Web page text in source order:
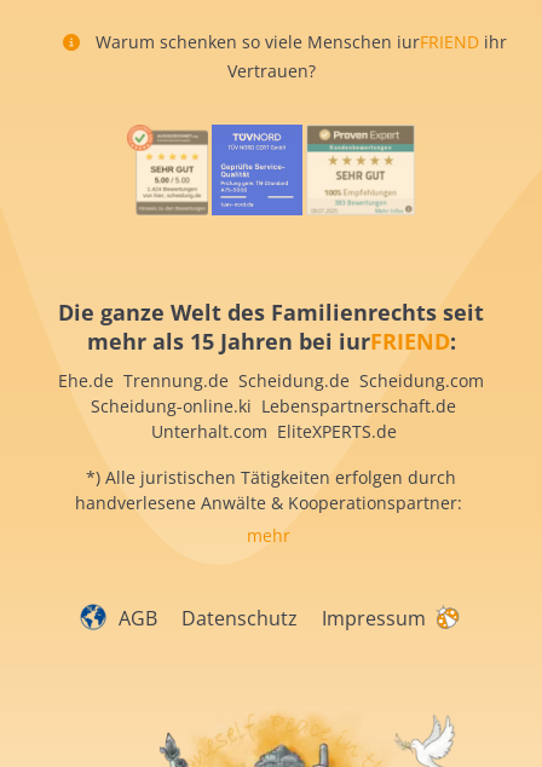
Warum schenken so viele Menschen iurFRIEND ihr
Vertrauen?
Die ganze Welt des Familienrechts seit
mehr als 15 Jahren bei iurFRIEND:
Ehe.de Trennung.de Scheidung.de Scheidung.com
Scheidung-online.ki Lebenspartnerschaft.de
Unterhalt.com EliteXPERTS.de
*) Alle juristischen Tätigkeiten erfolgen durch
handverlesene Anwälte & Kooperationspartner:
mehr
AGB Datenschutz Impressum